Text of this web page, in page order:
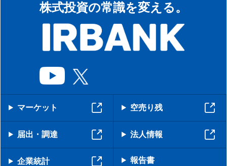
株式投資の常識を変える。
マーケット 空売り残
届出・調達 法人情報
企業統計 報告書